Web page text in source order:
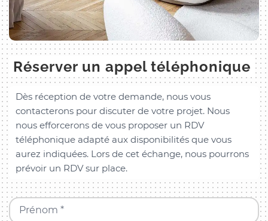
Réserver un appel téléphonique
Dès réception de votre demande, nous vous
contacterons pour discuter de votre projet. Nous
nous efforcerons de vous proposer un RDV
téléphonique adapté aux disponibilités que vous
aurez indiquées. Lors de cet échange, nous pourrons
prévoir un RDV sur place.
Prénom *